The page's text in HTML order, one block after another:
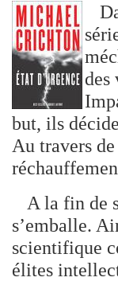
des
but, ils
Au travers
A la fin de
s’emballe.
scientifique
élites